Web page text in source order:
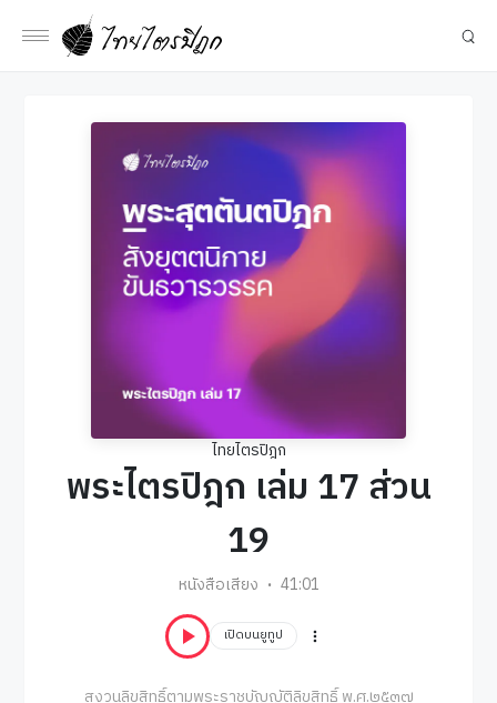
ไทยไตรปิฎก
พระไตรปิฎก เล่ม 17 ส่วน
19
หนังสือเสียง 41:01
เปิดบนยูทูป
สงวนลิขสิทธิ์ตามพระราชบัญญัติลิขสิทธิ์ พ.ศ.๒๕๓๗